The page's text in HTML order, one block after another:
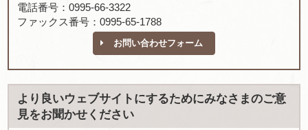
電話番号：0995-66-3322
ファックス番号：0995-65-1788
お問い合わせフォーム
より良いウェブサイトにするためにみなさまのご意
見をお聞かせください